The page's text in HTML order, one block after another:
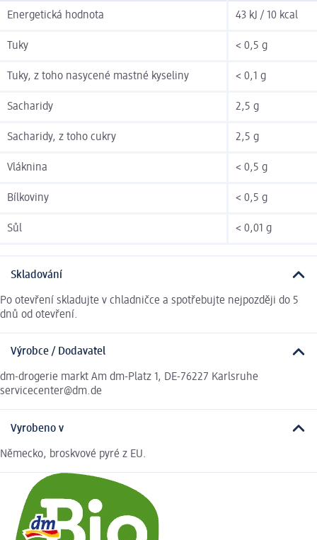
Energetická hodnota 43 kJ / 10 kcal
Tuky < 0,5 g
Tuky, z toho nasycené mastné kyseliny < 0,1 g
Sacharidy 2,5 g
Sacharidy, z toho cukry 2,5 g
Vláknina < 0,5 g
Bílkoviny < 0,5 g
Sůl < 0,01 g
Skladování
Po otevření skladujte v chladničce a spotřebujte nejpozději do 5
dnů od otevření.
Výrobce / Dodavatel
dm-drogerie markt Am dm-Platz 1, DE-76227 Karlsruhe
servicecenter@dm.de
Vyrobeno v
Německo, broskvové pyré z EU.